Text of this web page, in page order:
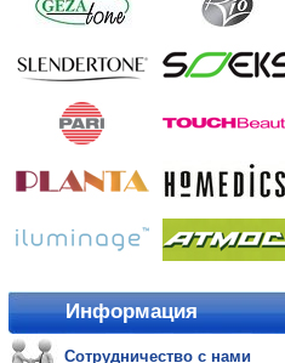
Информация
Сотрудничество с нами